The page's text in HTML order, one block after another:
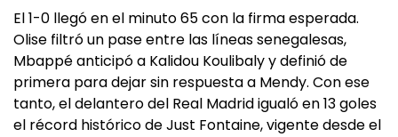
El 1-0 llegó en el minuto 65 con la firma esperada.
Olise filtró un pase entre las líneas senegalesas,
Mbappé anticipó a Kalidou Koulibaly y definió de
primera para dejar sin respuesta a Mendy. Con ese
tanto, el delantero del Real Madrid igualó en 13 goles
el récord histórico de Just Fontaine, vigente desde el